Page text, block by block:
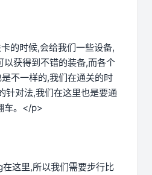
的时候,会给我们一些设备,
以获得到不错的装备,而各个
不一样的,我们在通关的时
针对法,我们在这里也是要通
车。</p>
这里,所以我们需要步行比